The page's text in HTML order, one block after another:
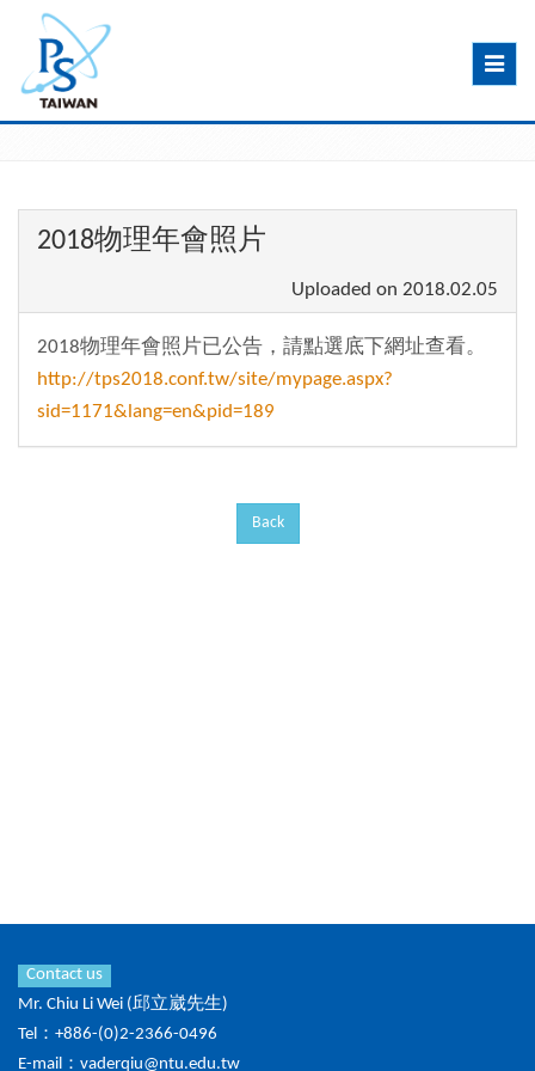
Toggle
2018物理年會照片
Uploaded on 2018.02.05
2018物理年會照片已公告，請點選底下網址查看。
http://tps2018.conf.tw/site/mypage.aspx?
sid=1171&lang=en&pid=189
Back
Contact us
Mr. Chiu Li Wei (邱立崴先生)
Tel：+886-(0)2-2366-0496
E-mail： vaderqiu@ntu.edu.tw